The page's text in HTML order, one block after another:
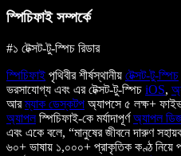
স্পিচিফাই সম্পর্কে
#১ টেক্সট-টু-স্পিচ রিডার
স্পিচিফাই পৃথিবীর শীর্ষস্থানীয় টেক্সট-টু-স্পিচ
ভরসাযোগ্য এবং এর টেক্সট-টু-স্পিচ iOS,
আরম্যাক ডেস্কটপ অ্যাপসে ৫ লক্ষ+
অ্যাপলস্পিচিফাই-কে মর্যাদাপূর্ণঅ্যাপল
এবং একে বলে, “মানুষের জীবনে দারুণ
৬০+ ভাষায় ১,০০০+ প্রাকৃতিক কণ্ঠ নিয়ে